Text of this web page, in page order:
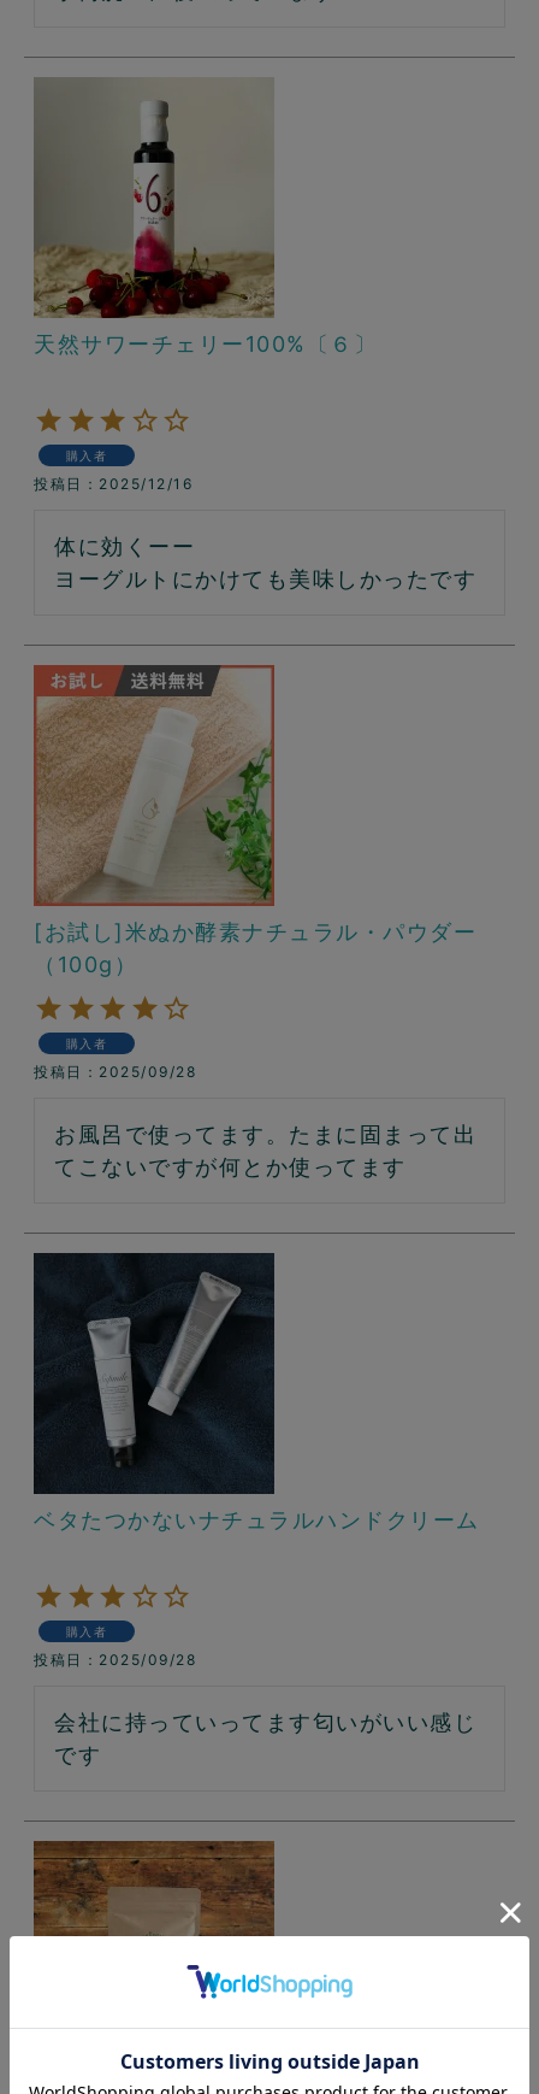
天然サワーチェリー100%〔６〕
購入者
投稿日 2025/12/16
体に効くーー
ヨーグルトにかけても美味しかったです
[お試し]米ぬか酵素ナチュラル・パウダー
（100g）
購入者
投稿日 2025/09/28
お風呂で使ってます。たまに固まって出
てこないですが何とか使ってます
ベタたつかないナチュラルハンドクリーム
購入者
投稿日 2025/09/28
会社に持っていってます匂いがいい感じ
です